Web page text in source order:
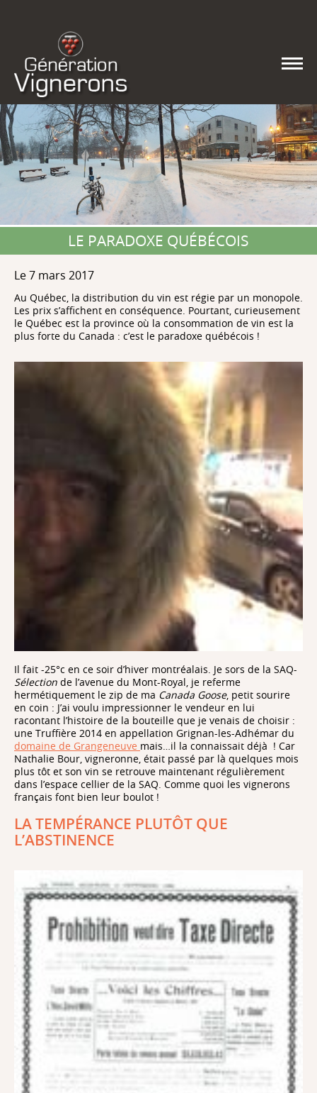
LE PARADOXE QUÉBÉCOIS
Le 7 mars 2017
Au Québec, la distribution du vin est régie par un monopole.
Les prix s’affichent en conséquence. Pourtant, curieusement
le Québec est la province où la consommation de vin est la
plus forte du Canada : c’est le paradoxe québécois !
Il fait -25°c en ce soir d’hiver montréalais. Je sors de la SAQ-
Sélection de l’avenue du Mont-Royal, je referme
hermétiquement le zip de ma Canada Goose, petit sourire
en coin : J’ai voulu impressionner le vendeur en lui
racontant l’histoire de la bouteille que je venais de choisir :
une Truffière 2014 en appellation Grignan-les-Adhémar du
domaine de Grangeneuve mais…il la connaissait déjà ! Car
Nathalie Bour, vigneronne, était passé par là quelques mois
plus tôt et son vin se retrouve maintenant régulièrement
dans l’espace cellier de la SAQ. Comme quoi les vignerons
français font bien leur boulot !
LA TEMPÉRANCE PLUTÔT QUE
L’ABSTINENCE